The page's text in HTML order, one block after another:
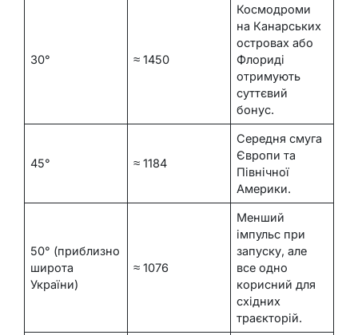
30° ≈ 1450
Космодроми
на Канарських
островах або
Флориді
отримують
суттєвий
бонус.
45° ≈ 1184
Середня смуга
Європи та
Північної
Америки.
50° (приблизно
широта
України)
≈ 1076
Менший
імпульс при
запуску, але
все одно
корисний для
східних
траєкторій.